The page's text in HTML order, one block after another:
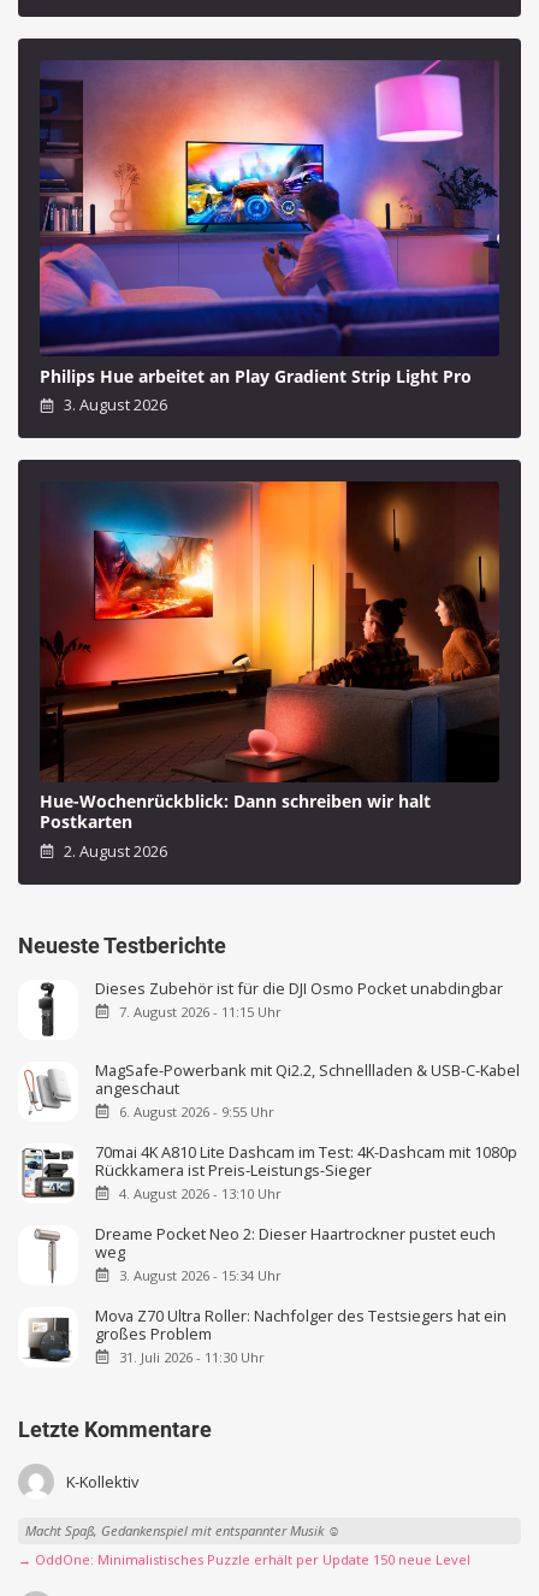
Philips Hue arbeitet an Play Gradient Strip Light Pro
3. August 2026
Hue-Wochenrückblick: Dann schreiben wir halt
Postkarten
2. August 2026
Neueste Testberichte
Dieses Zubehör ist für die DJI Osmo Pocket unabdingbar
7. August 2026 - 11:15 Uhr
MagSafe-Powerbank mit Qi2.2, Schnellladen & USB-C-Kabel
angeschaut
6. August 2026 - 9:55 Uhr
70mai 4K A810 Lite Dashcam im Test: 4K-Dashcam mit 1080p
Rückkamera ist Preis-Leistungs-Sieger
4. August 2026 - 13:10 Uhr
Dreame Pocket Neo 2: Dieser Haartrockner pustet euch
weg
3. August 2026 - 15:34 Uhr
Mova Z70 Ultra Roller: Nachfolger des Testsiegers hat ein
großes Problem
31. Juli 2026 - 11:30 Uhr
Letzte Kommentare
K-Kollektiv
Macht Spaß, Gedankenspiel mit entspannter Musik ☺️
→ OddOne: Minimalistisches Puzzle erhält per Update 150 neue Level